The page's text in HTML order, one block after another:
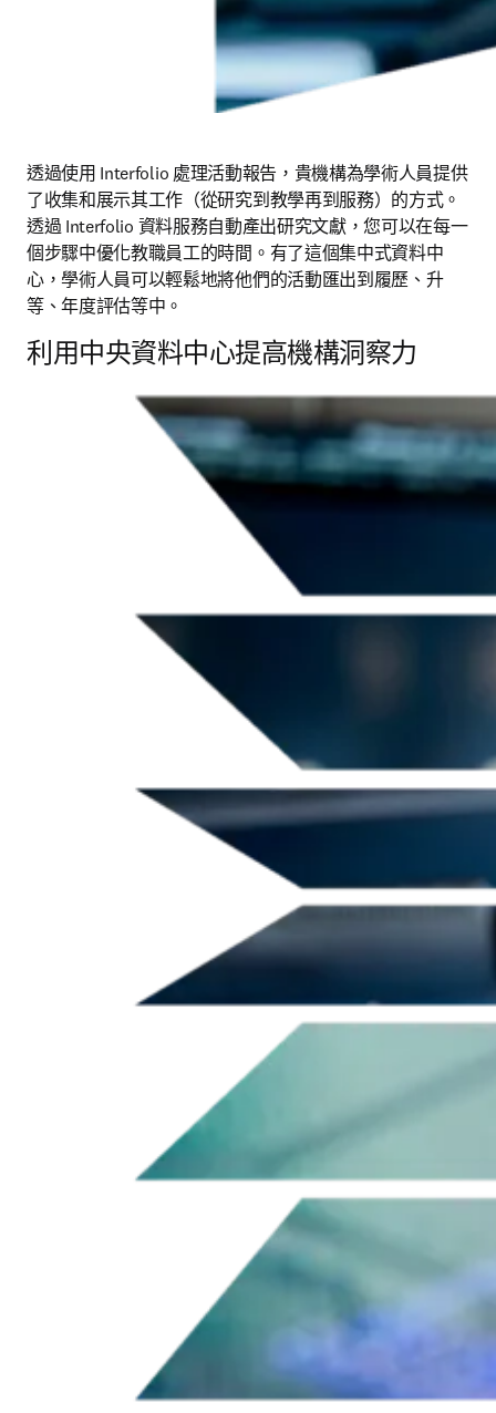
透過使用 Interfolio 處理活動報告，貴機構為學術人員提供
了收集和展示其工作（從研究到教學再到服務）的方式。
透過 Interfolio 資料服務自動產出研究文獻，您可以在每一
個步驟中優化教職員工的時間。 有了這個集中式資料中
心，學術人員可以輕鬆地將他們的活動匯出到履歷、升
等、年度評估等中。
利用中央資料中心提高機構洞察力